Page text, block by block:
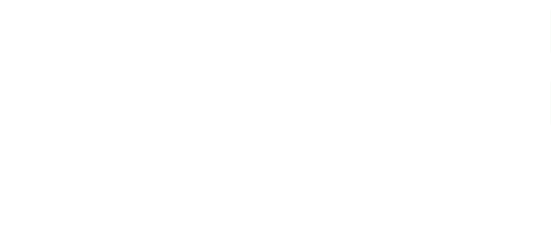
'Made in
alle bellezze dell'Italia, ma anche alle sue